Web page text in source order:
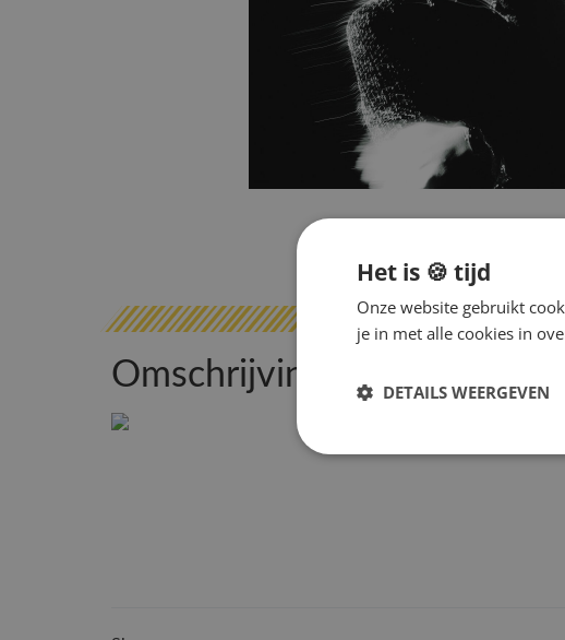
Omschrijving
Het is 🍪 tijd
Onze website gebruikt
je in met alle cookies in
DETAILS WEERGEVEN